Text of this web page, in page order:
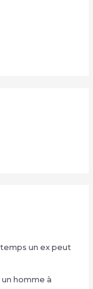
un ex peut
homme à